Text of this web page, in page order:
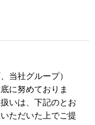
当社グループ）
に努めておりま
いは、下記のとお
ただいた上でご提